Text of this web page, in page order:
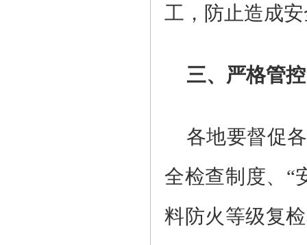
工，防止造成
三、严格管
各地要督促
全检查制度、“
料防火等级复